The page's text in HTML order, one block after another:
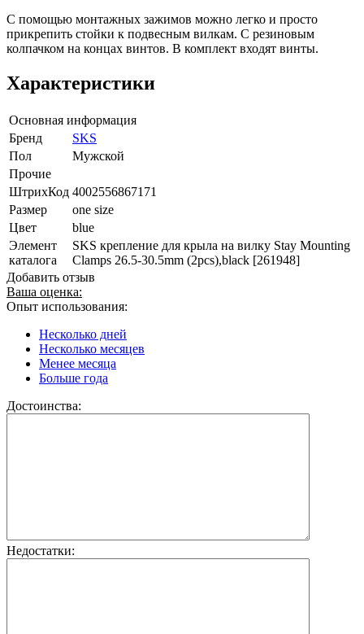
С помощью монтажных зажимов можно легко и просто
прикрепить стойки к подвесным вилкам. С резиновым
колпачком на концах винтов. В комплект входят винты.
Характеристики
Основная информация
Бренд
SKS
Пол
Мужской
Прочие
ШтрихКод 4002556867171
Размер
one size
Цвет
blue
Элемент
каталога
SKS крепление для крыла на вилку Stay Mounting
Clamps 26.5-30.5mm (2pcs),black [261948]
Добавить отзыв
Ваша оценка:
Опыт использования:
Несколько дней
Несколько месяцев
Менее месяца
Больше года
Достоинства:
Недостатки: